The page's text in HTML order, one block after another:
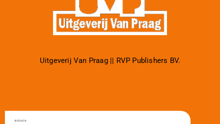
Uitgeverij Van Praag || RVP Publishers BV.
BOEKEN